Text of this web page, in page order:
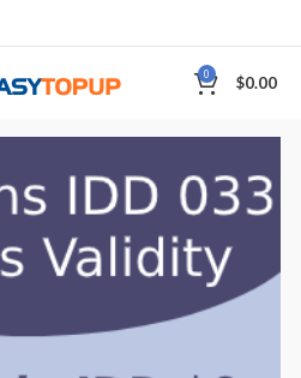
0 $0.00